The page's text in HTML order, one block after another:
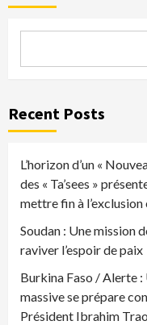
Recent Posts
L’horizon d’un «
des « Ta’sees »
mettre fin à
Soudan : Une mission
raviver l’espoir de paix
Burkina Faso / Alerte
massive se prépare
Président Ibrahim